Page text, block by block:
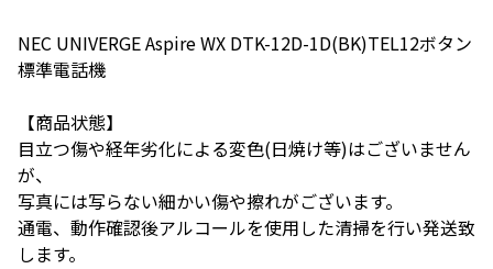
NEC UNIVERGE Aspire WX DTK-12D-1D(BK)TEL12ボタン
標準電話機
【商品状態】
目立つ傷や経年劣化による変色(日焼け等)はございません
が、
写真には写らない細かい傷や擦れがございます。
通電、動作確認後アルコールを使用した清掃を行い発送致
します。